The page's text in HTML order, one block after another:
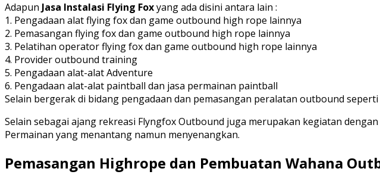
Adapun Jasa Instalasi Flying Foxyang ada disini antara lain :
1. Pengadaan alat flying fox dan game outbound high rope lainnya
2. Pemasangan flying fox dan game outbound high rope lainnya
3. Pelatihan operator flying fox dan game outbound high rope lainnya
4. Provider outbound training
5. Pengadaan alat-alat Adventure
6. Pengadaan alat-alat paintball dan jasa permainan paintball
Selain bergerak di bidang pengadaan dan pemasangan peralatan outbound
Selain sebagai ajang rekreasi Flyngfox Outbound juga merupakan kegiatan
Permainan yang menantang namun menyenangkan.
Pemasangan Highrope dan Pembuatan Wahana